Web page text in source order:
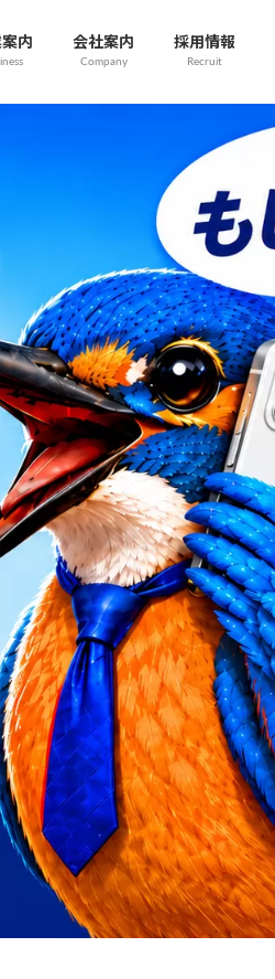
内 会社案内
Company
採用情報
Recruit